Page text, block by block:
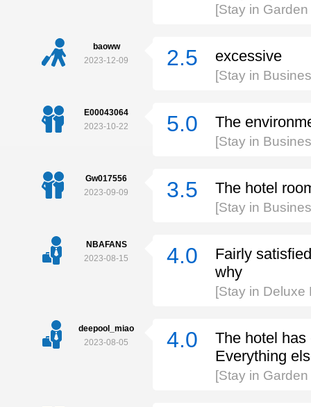
[Stay in
baoww
2023-12-09
2.5 excessive
[Stay in
E00043064
2023-10-22
5.0 The
[Stay in
Gw017556
2023-09-09
3.5 The hotel
[Stay in
NBAFANS
2023-08-15
4.0
Fairly
why
[Stay in Deluxe
deepool_miao
2023-08-05
4.0
The hotel
Everything
[Stay in